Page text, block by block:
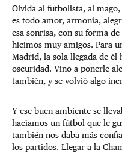
Olvida al futbolista, al
es todo amor, armonía,
esa sonrisa, con su forma
hicimos muy amigos. Para
Madrid, la sola llegada de él
oscuridad. Vino a ponerle
también, y se volvió algo
Y ese buen ambiente se
hacíamos un fútbol que le
también nos daba más
los partidos. Llegar a la